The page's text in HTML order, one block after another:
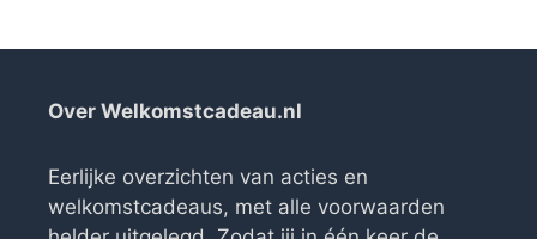
Over Welkomstcadeau.nl
Eerlijke overzichten van acties en
welkomstcadeaus, met alle voorwaarden